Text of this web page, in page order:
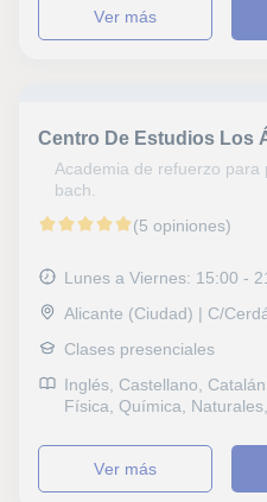
ver más
Centro De Estudios Los
Academia de refuerzo
bach.
(5 opiniones)
Lunes a Viernes: 15:00 -
Alicante (Ciudad) | C/
Clases presenciales
Inglés, Castellano,
Física, Química,
Álgebra, Bioquímica,
Castellana y Literatura,
Lengua catalana y
ver más